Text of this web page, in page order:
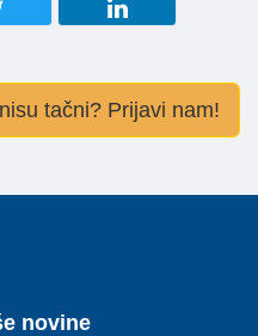
tačni? Prijavi nam!
novine